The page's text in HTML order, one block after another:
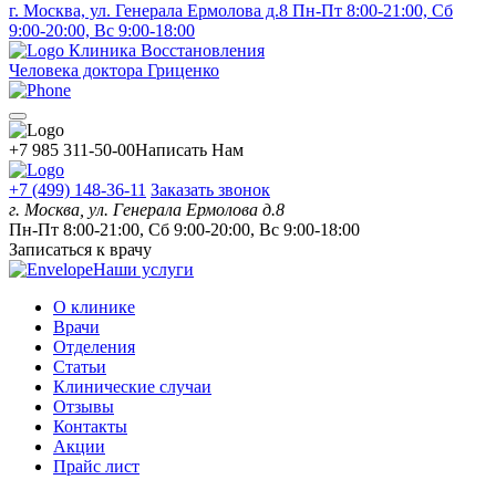
г. Москва, ул. Генерала Ермолова д.8 Пн-Пт 8:00-21:00, Сб
9:00-20:00, Вс 9:00-18:00
Клиника Восстановления
Человека доктора Гриценко
+7 985 311-50-00Написать Нам
+7 (499) 148-36-11 Заказать звонок
г. Москва, ул. Генерала Ермолова д.8
Пн-Пт 8:00-21:00, Сб 9:00-20:00, Вс 9:00-18:00
Записаться к врачу
Наши услуги
О клинике
Врачи
Отделения
Статьи
Клинические случаи
Отзывы
Контакты
Акции
Прайс лист